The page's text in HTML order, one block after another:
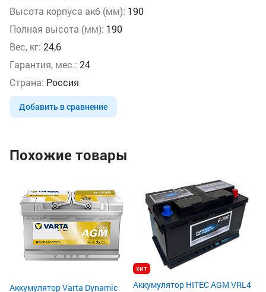
Высота корпуса акб (мм): 190
Полная высота (мм): 190
Вес, кг: 24,6
Гарантия, мес.: 24
Страна: Россия
Добавить в сравнение
Похожие товары
Аккумулятор Varta Dynamic
хит
Аккумулятор HITEC AGM VRL4